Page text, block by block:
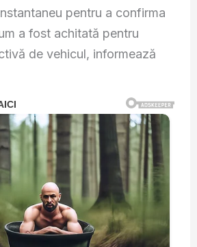
pentru a confirma
a fost achitată pentru
de vehicul, informează